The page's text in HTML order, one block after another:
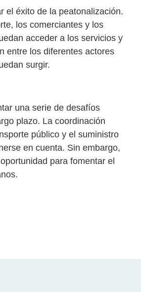
el éxito de la peatonalización.
los comerciantes y los
acceder a los servicios y
entre los diferentes actores
surgir.
una serie de desafíos
plazo. La coordinación
público y el suministro
en cuenta. Sin embargo,
para fomentar el